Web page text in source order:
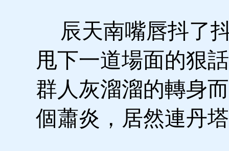
辰天南嘴唇抖了
甩下一道場面的狠
群人灰溜溜的轉身
個蕭炎，居然連丹